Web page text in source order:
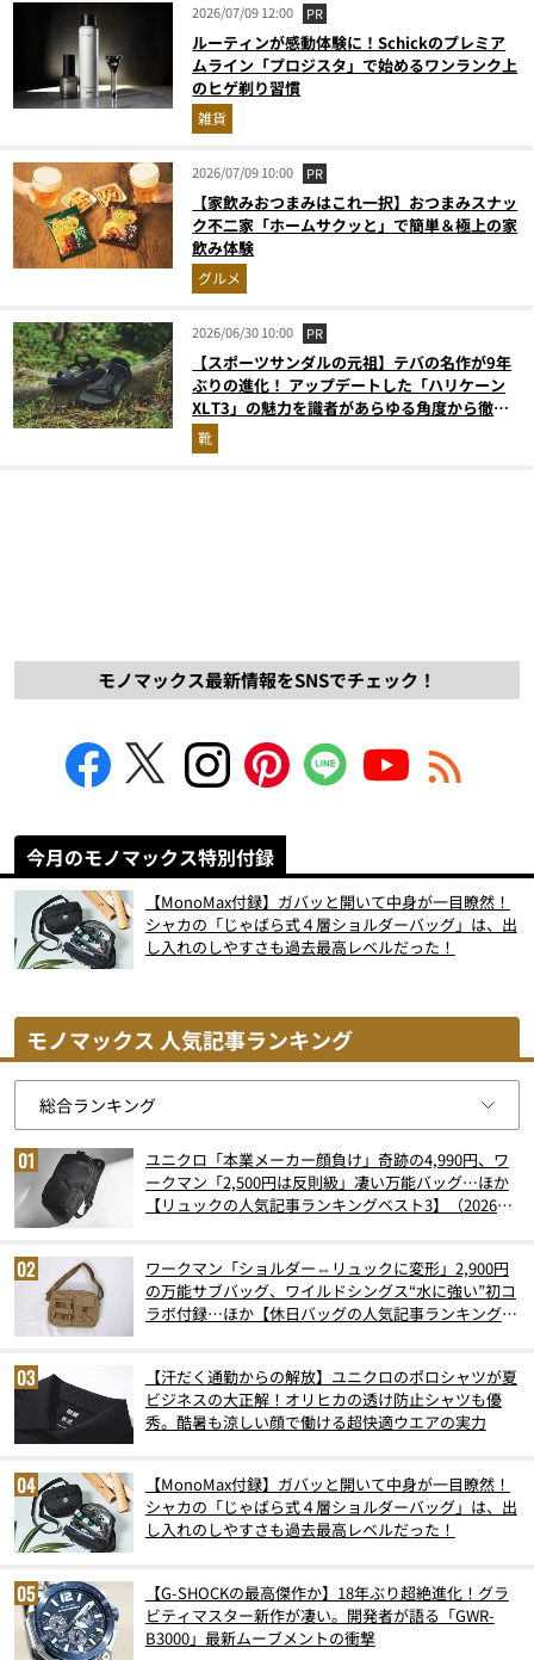
2026/07/09 12:00 PR
ルーティンが感動体験に！Schickのプレミア
ムライン「プロジスタ」で始めるワンランク上
のヒゲ剃り習慣
雑貨
2026/07/09 10:00 PR
【家飲みおつまみはこれ一択】おつまみスナッ
ク不二家「ホームサクッと」で簡単＆極上の家
飲み体験
グルメ
2026/06/30 10:00 PR
【スポーツサンダルの元祖】テバの名作が9年
ぶりの進化！ アップデートした「ハリケーン
XLT3」の魅力を識者があらゆる角度から徹底
解説！
靴
モノマックス最新情報をSNSでチェック！
今月のモノマックス特別付録
【MonoMax付録】ガバッと開いて中身が一目瞭然！
シャカの「じゃばら式４層ショルダーバッグ」は、出
し入れのしやすさも過去最高レベルだった！
モノマックス 人気記事ランキング
ユニクロ「本業メーカー顔負け」奇跡の4,990円、ワ
ークマン「2,500円は反則級」凄い万能バッグ…ほか
【リュックの人気記事ランキングベスト3】（2026年
ワークマン「ショルダー⇔リュックに変形」2,900円
の万能サブバッグ、ワイルドシングス“水に強い”初コ
ラボ付録…ほか【休日バッグの人気記事ランキングベ
【汗だく通勤からの解放】ユニクロのポロシャツが夏
ビジネスの大正解！オリヒカの透け防止シャツも優
秀。酷暑も涼しい顔で働ける超快適ウエアの実力
【MonoMax付録】ガバッと開いて中身が一目瞭然！
シャカの「じゃばら式４層ショルダーバッグ」は、出
し入れのしやすさも過去最高レベルだった！
【G-SHOCKの最高傑作か】18年ぶり超絶進化！グラ
ビティマスター新作が凄い。開発者が語る「GWR-
B3000」最新ムーブメントの衝撃